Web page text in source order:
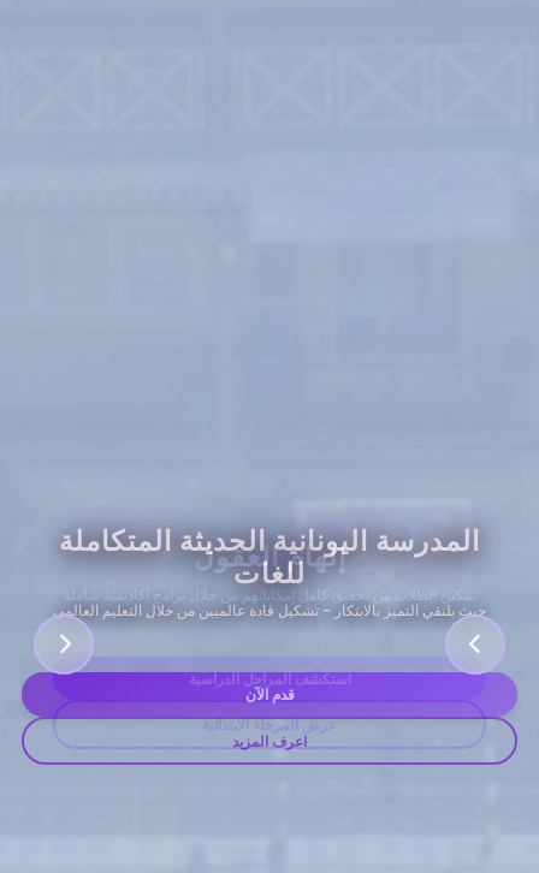
قدم الآن
اعرف المزيد
إلهام العقول
تمكين الطلاب من تحقيق كامل إمكاناتهم من خلال برامج أكاديمية شاملة
استكشف المراحل الدراسية
عرض المرحلة الابتدائية
حياة الطلاب
حياة الطلاب